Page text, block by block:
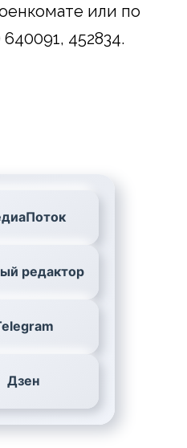
или по
452834.
редактор
Дзен